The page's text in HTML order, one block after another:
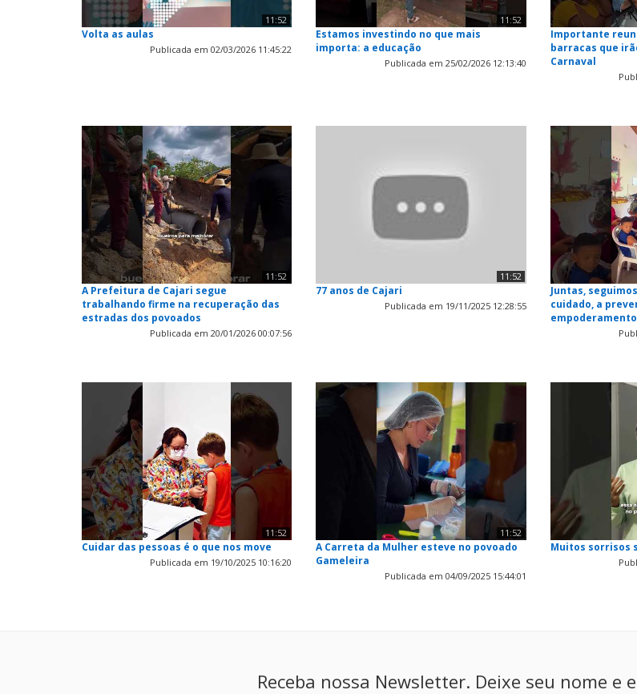
11:52
Volta as aulas
Publicada em 02/03/2026 11:45:22
11:52
Estamos investindo no que mais
importa: a educação
Publicada em 25/02/2026 12:13:40
Importante
barracas que
Carnaval
11:52
A Prefeitura de Cajari segue
trabalhando firme na recuperação das
estradas dos povoados
Publicada em 20/01/2026 00:07:56
11:52
77 anos de Cajari
Publicada em 19/11/2025 12:28:55
Juntas,
cuidado, a
11:52
Cuidar das pessoas é o que nos move
Publicada em 19/10/2025 10:16:20
11:52
A Carreta da Mulher esteve no povoado
Gameleira
Publicada em 04/09/2025 15:44:01
Muitos sorrisos
Receba nossa Newsletter. Deixe seu nome e